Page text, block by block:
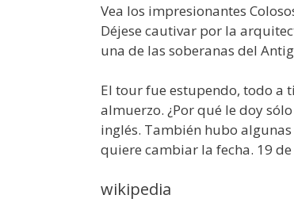
Vea los impresionantes
Déjese cautivar por la
una de las soberanas del
El tour fue estupendo, todo a
almuerzo. ¿Por qué le doy
inglés. También hubo
quiere cambiar la fecha. 19
wikipedia